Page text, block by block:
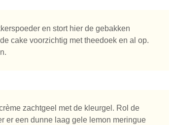
en stort hier de gebakken
cake voorzichtig met theedoek en al op.
zachtgeel met de kleurgel. Rol de
er een dunne laag gele lemon meringue